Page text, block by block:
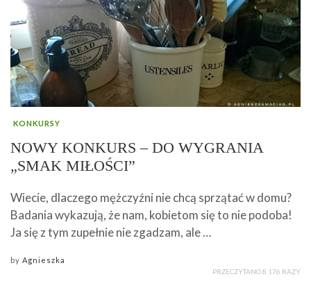
KONKURSY
NOWY KONKURS – DO WYGRANIA
„SMAK MIŁOŚCI”
Wiecie, dlaczego mężczyźni nie chcą sprzątać w domu?
Badania wykazują, że nam, kobietom się to nie podoba!
Ja się z tym zupełnie nie zgadzam, ale …
by Agnieszka
PRZECZYTANO 8 176 RAZY